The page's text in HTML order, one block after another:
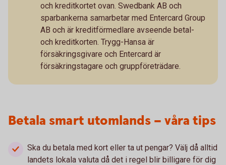
och kreditkortet ovan. Swedbank AB och
sparbankerna samarbetar med Entercard Group
AB och är kreditförmedlare avseende betal-
och kreditkorten. Trygg-Hansa är
försäkringsgivare och Entercard är
försäkringstagare och gruppföreträdare.
Betala smart utomlands – våra tips
Ska du betala med kort eller ta ut pengar? Välj då alltid
landets lokala valuta då det i regel blir billigare för dig